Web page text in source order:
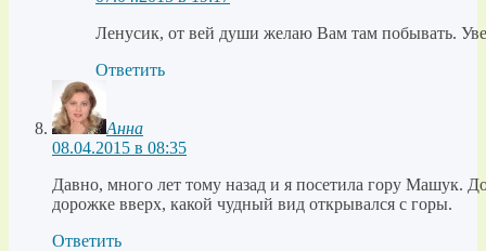
Ленусик, от вей души желаю Вам там побывать.
Ответить
Анна
08.04.2015 в 08:35
Давно, много лет тому назад и я посетила гору Машук.
дорожке вверх, какой чудный вид открывался с горы.
Ответить